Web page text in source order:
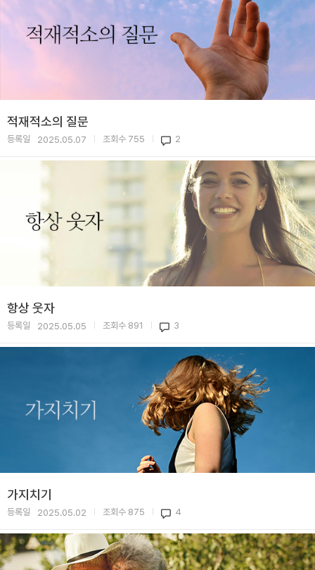
적재적소의 질문
등록일 2025.05.07 조회수 755 2
항상 웃자
등록일 2025.05.05 조회수 891 3
가지치기
등록일 2025.05.02 조회수 875 4